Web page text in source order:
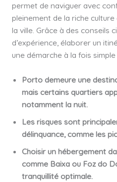
permet de naviguer avec
pleinement de la riche culture
la ville. Grâce à des conseils
d’expérience, élaborer un
une démarche à la fois
Porto demeure une
mais certains quartiers
notamment la nuit.
Les risques sont
délinquance, comme les
Choisir un hébergement
comme Baixa ou Foz do
tranquillité optimale.